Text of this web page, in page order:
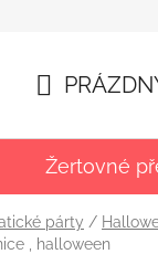
KOŠÍK
Žertovné
párty /
, halloween